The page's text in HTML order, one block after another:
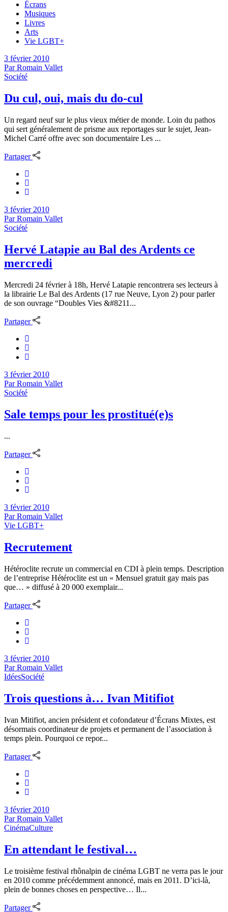
Écrans
Musiques
Livres
Arts
Vie LGBT+
3 février 2010
ParRomain Vallet
Société
Du cul, oui, mais du do-cul
Un regard neuf sur le plus vieux métier de monde. Loin du pathos
qui sert généralement de prisme aux reportages sur le sujet, Jean-
Michel Carré offre avec son documentaire Les ...
Partager
3 février 2010
ParRomain Vallet
Société
Hervé Latapie au Bal des Ardents ce
mercredi
Mercredi 24 février à 18h, Hervé Latapie rencontrera ses lecteurs à
la librairie Le Bal des Ardents (17 rue Neuve, Lyon 2) pour parler
de son ouvrage “Doubles Vies &#8211...
Partager
3 février 2010
ParRomain Vallet
Société
Sale temps pour les prostitué(e)s
...
Partager
3 février 2010
ParRomain Vallet
Vie LGBT+
Recrutement
Hétéroclite recrute un commercial en CDI à plein temps. Description
de l’entreprise Hétéroclite est un « Mensuel gratuit gay mais pas
que… » diffusé à 20 000 exemplair...
Partager
3 février 2010
ParRomain Vallet
IdéesSociété
Trois questions à… Ivan Mitifiot
Ivan Mitifiot, ancien président et cofondateur d’Écrans Mixtes, est
désormais coordinateur de projets et permanent de l’association à
temps plein. Pourquoi ce repor...
Partager
3 février 2010
ParRomain Vallet
CinémaCulture
En attendant le festival…
Le troisième festival rhônalpin de cinéma LGBT ne verra pas le jour
en 2010 comme précédemment annoncé, mais en 2011. D’ici-là,
plein de bonnes choses en perspective… Il...
Partager